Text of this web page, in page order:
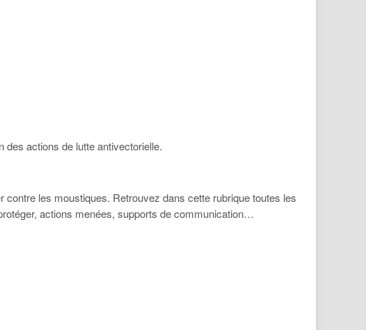
des actions de lutte antivectorielle.
contre les moustiques. Retrouvez dans cette rubrique toutes les
actions menées, supports de communication…